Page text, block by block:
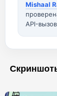
Mishaal
API-